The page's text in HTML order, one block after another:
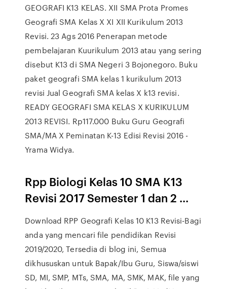
GEOGRAFI K13 KELAS. XII SMA Prota Promes
Geografi SMA Kelas X XI XII Kurikulum 2013
Revisi. 23 Ags 2016 Penerapan metode
pembelajaran Kuurikulum 2013 atau yang sering
disebut K13 di SMA Negeri 3 Bojonegoro. Buku
paket geografi SMA kelas 1 kurikulum 2013
revisi Jual Geografi SMA kelas X k13 revisi.
READY GEOGRAFI SMA KELAS X KURIKULUM
2013 REVISI. Rp117.000 Buku Guru Geografi
SMA/MA X Peminatan K-13 Edisi Revisi 2016 -
Yrama Widya.
Rpp Biologi Kelas 10 SMA K13
Revisi 2017 Semester 1 dan 2 ...
Download RPP Geografi Kelas 10 K13 Revisi-Bagi
anda yang mencari file pendidikan Revisi
2019/2020, Tersedia di blog ini, Semua
dikhususkan untuk Bapak/Ibu Guru, Siswa/siswi
SD, MI, SMP, MTs, SMA, MA, SMK, MAK, file yang